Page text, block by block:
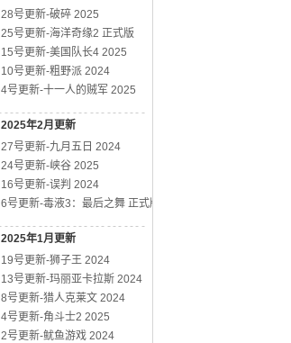
28号更新-破碎 2025
25号更新-海洋奇缘2 正式版
15号更新-美国队长4 2025
10号更新-粗野派 2024
4号更新-十一人的贼军 2025
2025年2月更新
27号更新-九月五日 2024
24号更新-峡谷 2025
16号更新-误判 2024
6号更新-毒液3：最后之舞 正式版
2025年1月更新
19号更新-狮子王 2024
13号更新-玛丽亚卡拉斯 2024
8号更新-猎人克莱文 2024
4号更新-角斗士2 2025
2号更新-鱿鱼游戏 2024